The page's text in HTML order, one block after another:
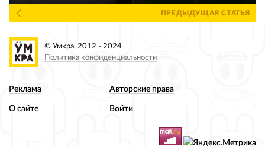
ПРЕДЫДУЩАЯ СТАТЬЯ
Реклама Авторские права
О сайте Войти
© Умкра, 2012 - 2024
Политика конфиденциальности